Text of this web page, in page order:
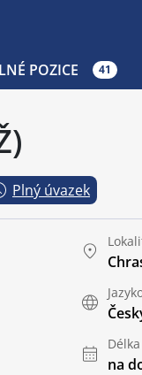
POZICE 41
Plný úvazek
na